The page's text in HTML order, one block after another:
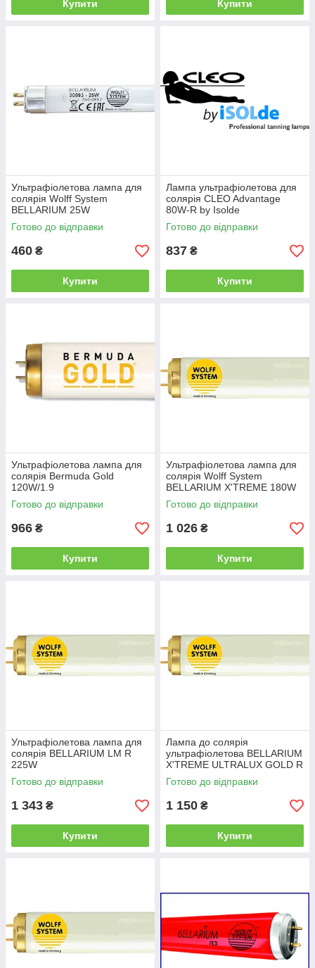
Купити Купити
Ультрафіолетова лампа для
солярія Wolff System
BELLARIUM 25W
Готово до відправки
460 ₴
Купити
Лампа ультрафіолетова для
солярія CLEO Advantage
80W-R by Isolde
Готово до відправки
837 ₴
Купити
Ультрафіолетова лампа для
солярія Bermuda Gold
120W/1.9
Готово до відправки
966 ₴
Купити
Ультрафіолетова лампа для
солярія Wolff System
BELLARIUM X'TREME 180W
R 190 см
Готово до відправки
1 026 ₴
Купити
Ультрафіолетова лампа для
солярія BELLARIUM LM R
225W
Готово до відправки
1 343 ₴
Купити
Лампа до солярія
ультрафіолетова BELLARIUM
X'TREME ULTRALUX GOLD R
200W
Готово до відправки
1 150 ₴
Купити